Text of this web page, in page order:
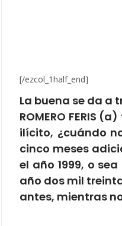
[/ezcol_1half_end]
La buena se da a
ROMERO FERIS
ilícito, ¿cuándo
cinco meses
el año 1999, o
año dos mil
antes, mientras